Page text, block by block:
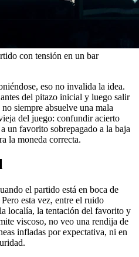
con tensión en un bar
eso no invalida la idea.
del pitazo inicial y luego salir
siempre absuelve una mala
del juego: confundir acierto
un favorito sobrepagado a la baja
la moneda correcta.
el partido está en boca de
esta vez, entre el ruido
localía, la tentación del favorito y
viscoso, no veo una rendija de
infladas por expectativa, ni en